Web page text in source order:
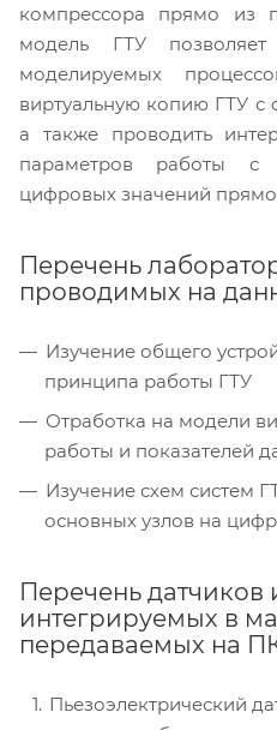
компрессора прямо из
модель ГТУ позволяет
моделируемых
виртуальную копию ГТУ с
а также проводить
параметров работы
цифровых значений
Перечень
проводимых на
Изучение общего
принципа работы ГТУ
Отработка на модели
работы и показателей
Изучение схем систем
основных узлов на
Перечень датчиков
интегрируемых в
передаваемых на
Пьезоэлектрический